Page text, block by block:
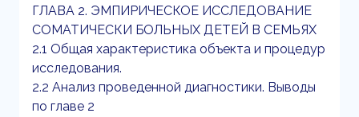
ГЛАВА 2. ЭМПИРИЧЕСКОЕ ИССЛЕДОВАНИЕ
СОМАТИЧЕСКИ БОЛЬНЫХ ДЕТЕЙ В СЕМЬЯХ
2.1 Общая характеристика объекта и процедур
исследования.
2.2 Анализ проведенной диагностики. Выводы
по главе 2